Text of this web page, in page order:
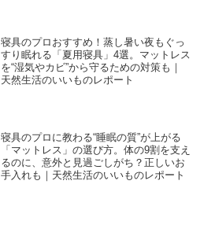
寝具のプロおすすめ！蒸し暑い夜もぐっ
すり眠れる「夏用寝具」4選。マットレス
を“湿気やカビ”から守るための対策も｜
天然生活のいいものレポート
寝具のプロに教わる“睡眠の質”が上がる
「マットレス」の選び方。体の9割を支え
るのに、意外と見過ごしがち？正しいお
手入れも｜天然生活のいいものレポート